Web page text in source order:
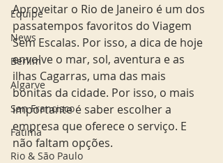
Equipe
News
Berlim
Algarve
San Francisco
Fatima
Rio & São Paulo
Aproveitar o Rio de Janeiro é um dos
passatempos favoritos do Viagem
Sem Escalas. Por isso, a dica de hoje
envolve o mar, sol, aventura e as
ilhas Cagarras, uma das mais
bonitas da cidade. Por isso, o mais
importante é saber escolher a
empresa que oferece o serviço. E
não faltam opções.